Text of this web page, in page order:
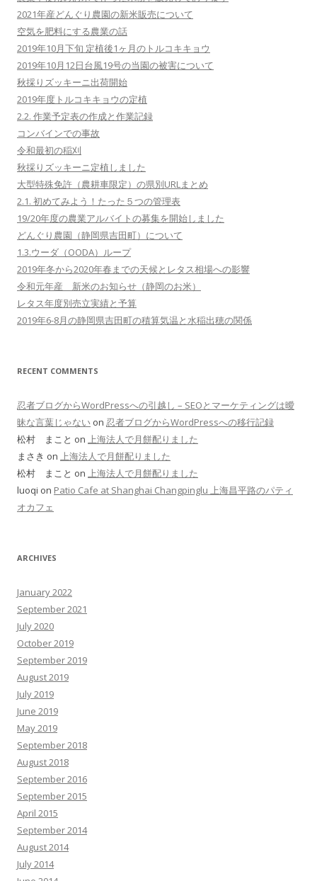
2021年産どんぐり農園の新米販売について
空気を肥料にする農業の話
2019年10月下旬 定植後1ヶ月のトルコキキョウ
2019年10月12日台風19号の当園の被害について
秋採りズッキーニ出荷開始
2019年度トルコキキョウの定植
2.2. 作業予定表の作成と作業記録
コンバインでの事故
令和最初の稲刈
秋採りズッキーニ定植しました
大型特殊免許（農耕車限定）の県別URLまとめ
2.1. 初めてみよう！たった５つの管理表
19/20年度の農業アルバイトの募集を開始しました
どんぐり農園（静岡県吉田町）について
1.3.ウーダ（OODA）ループ
2019年冬から2020年春までの天候とレタス相場への影響
令和元年産 新米のお知らせ（静岡のお米）
レタス年度別売立実績と予算
2019年6-8月の静岡県吉田町の積算気温と水稲出穂の関係
RECENT COMMENTS
忍者ブログからWordPressへの引越し – SEOとマーケティングは曖
昧な言葉じゃない on 忍者ブログからWordPressへの移行記録
松村 まこと on 上海法人で月餅配りました
まさき on 上海法人で月餅配りました
松村 まこと on 上海法人で月餅配りました
luoqi on Patio Cafe at Shanghai Changpinglu 上海昌平路のパティ
オカフェ
ARCHIVES
January 2022
September 2021
July 2020
October 2019
September 2019
August 2019
July 2019
June 2019
May 2019
September 2018
August 2018
September 2016
September 2015
April 2015
September 2014
August 2014
July 2014